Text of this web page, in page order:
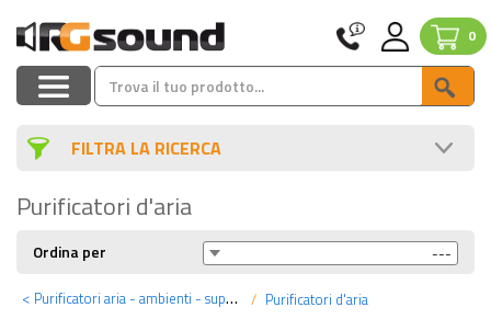
0
FILTRA LA RICERCA
Purificatori d'aria
Ordina per
< Purificatori aria - ambienti - superfici Purificatori d'aria